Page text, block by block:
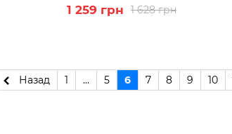
1 628 грн
1 259 грн
Назад 1 ... 5 6 7 8 9 10